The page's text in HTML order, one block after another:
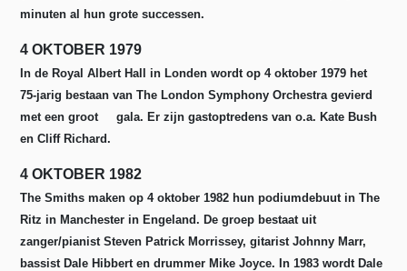
minuten al hun grote successen.
4 OKTOBER 1979
In de Royal Albert Hall in Londen wordt op 4 oktober 1979 het
75-jarig bestaan van The London Symphony Orchestra gevierd
met een groot gala. Er zijn gastoptredens van o.a. Kate Bush
en Cliff Richard.
4 OKTOBER 1982
The Smiths maken op 4 oktober 1982 hun podiumdebuut in The
Ritz in Manchester in Engeland. De groep bestaat uit
zanger/pianist Steven Patrick Morrissey, gitarist Johnny Marr,
bassist Dale Hibbert en drummer Mike Joyce. In 1983 wordt Dale